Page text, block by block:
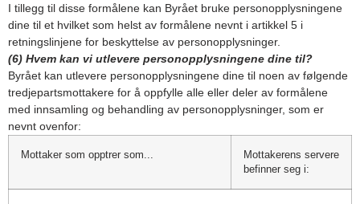
I tillegg til disse formålene kan Byrået bruke personopplysningene
dine til et hvilket som helst av formålene nevnt i artikkel 5 i
retningslinjene for beskyttelse av personopplysninger.
(6) Hvem kan vi utlevere personopplysningene dine til?
Byrået kan utlevere personopplysningene dine til noen av følgende
tredjepartsmottakere for å oppfylle alle eller deler av formålene
med innsamling og behandling av personopplysninger, som er
nevnt ovenfor:
Mottaker som opptrer som...
Mottakerens servere
befinner seg i: